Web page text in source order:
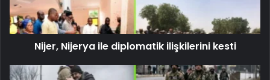
Nijer, Nijerya ile diplomatik ilişkilerini kesti